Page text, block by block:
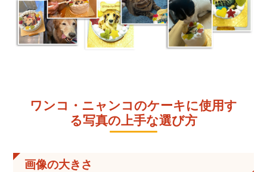
ワンコ・ニャンコのケーキに使用す
る写真の上手な選び方
画像の大きさ